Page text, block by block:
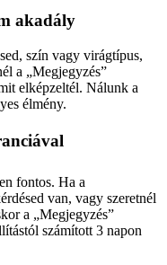
akadály
szín vagy virágtípus,
a „Megjegyzés”
elképzeltél. Nálunk a
élmény.
fontos. Ha a
van, vagy szeretnél
a „Megjegyzés”
számított 3 napon